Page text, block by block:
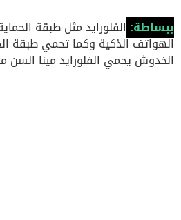
ببساطة: الفلورايد مثل طبقة
الهواتف الذكية وكما تحمي طبقة
الخدوش يحمي الفلورايد مينا السن